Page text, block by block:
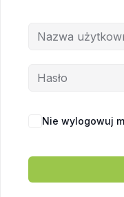
Nie wylogowuj